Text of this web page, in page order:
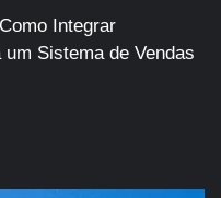
Integrar
Sistema de Vendas